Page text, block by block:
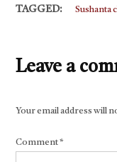
TAGGED: Sushanta
Leave a
Your email address will
Comment*